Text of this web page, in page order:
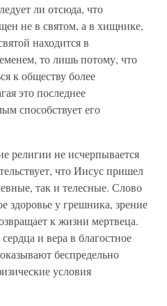
ли отсюда, что
не в святом, а в хищнике,
находится в
то лишь потому, что
к обществу более
это последнее
способствует его
религии не исчерпывается
что Иисус пришел
так и телесные. Слово
здоровье у грешника, зрение
к жизни мертвеца.
и вера в благостное
беспредельно
условия